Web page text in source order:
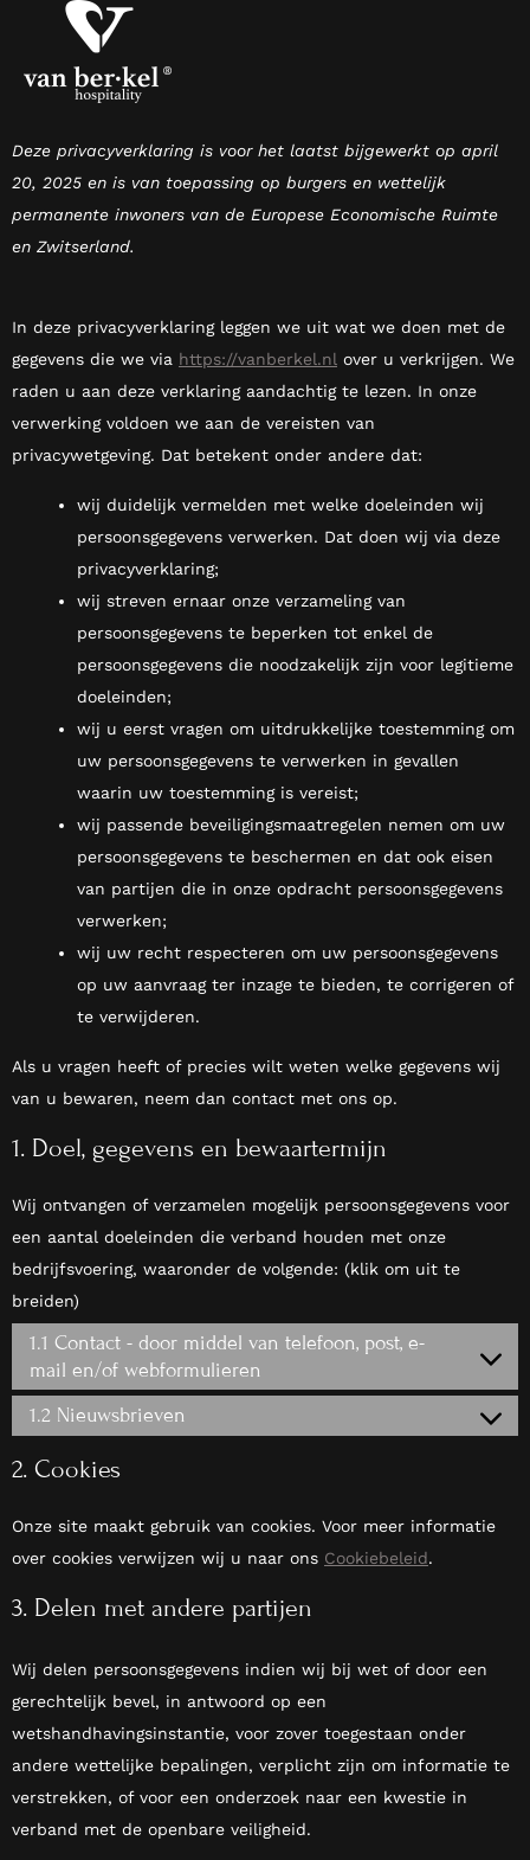
Deze privacyverklaring is voor het laatst bijgewerkt op april
20, 2025 en is van toepassing op burgers en wettelijk
permanente inwoners van de Europese Economische Ruimte
en Zwitserland.
In deze privacyverklaring leggen we uit wat we doen met de
gegevens die we via https://vanberkel.nl over u verkrijgen. We
raden u aan deze verklaring aandachtig te lezen. In onze
verwerking voldoen we aan de vereisten van
privacywetgeving. Dat betekent onder andere dat:
wij duidelijk vermelden met welke doeleinden wij
persoonsgegevens verwerken. Dat doen wij via deze
privacyverklaring;
wij streven ernaar onze verzameling van
persoonsgegevens te beperken tot enkel de
persoonsgegevens die noodzakelijk zijn voor legitieme
doeleinden;
wij u eerst vragen om uitdrukkelijke toestemming om
uw persoonsgegevens te verwerken in gevallen
waarin uw toestemming is vereist;
wij passende beveiligingsmaatregelen nemen om uw
persoonsgegevens te beschermen en dat ook eisen
van partijen die in onze opdracht persoonsgegevens
verwerken;
wij uw recht respecteren om uw persoonsgegevens
op uw aanvraag ter inzage te bieden, te corrigeren of
te verwijderen.
Als u vragen heeft of precies wilt weten welke gegevens wij
van u bewaren, neem dan contact met ons op.
1. Doel, gegevens en bewaartermijn
Wij ontvangen of verzamelen mogelijk persoonsgegevens voor
een aantal doeleinden die verband houden met onze
bedrijfsvoering, waaronder de volgende: (klik om uit te
breiden)
1.1 Contact - door middel van telefoon, post, e-
mail en/of webformulieren
1.2 Nieuwsbrieven
2. Cookies
Onze site maakt gebruik van cookies. Voor meer informatie
over cookies verwijzen wij u naar ons Cookiebeleid.
3. Delen met andere partijen
Wij delen persoonsgegevens indien wij bij wet of door een
gerechtelijk bevel, in antwoord op een
wetshandhavingsinstantie, voor zover toegestaan onder
andere wettelijke bepalingen, verplicht zijn om informatie te
verstrekken, of voor een onderzoek naar een kwestie in
verband met de openbare veiligheid.